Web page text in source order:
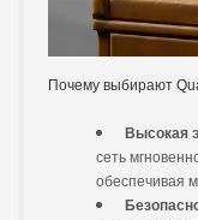
Почему выбирают
Высокая
сеть
обеспечивая